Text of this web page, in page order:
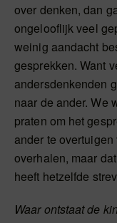
over denken, dan
ongelooflijk veel
weinig aandacht
gesprekken. Want
andersdenkenden
naar de ander. We
praten om het
ander te
overhalen, maar
heeft hetzelfde
Waar ontstaat de